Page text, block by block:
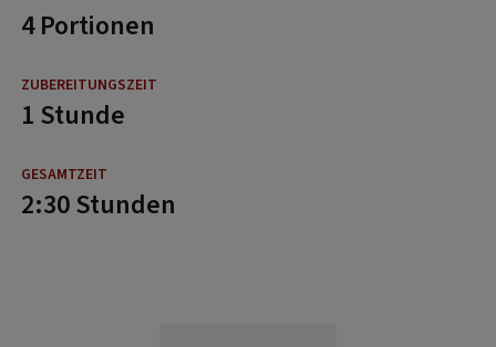
4 Portionen
1 Stunde
2:30 Stunden